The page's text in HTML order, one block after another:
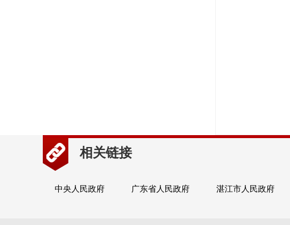
相关链接
中央人民政府 广东省人民政府 湛江市人民政府